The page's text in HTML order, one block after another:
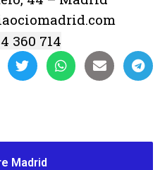
360 714
Madrid